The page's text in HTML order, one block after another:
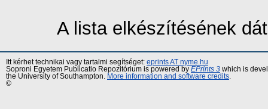
A lista elkészítésének
Itt kérhet technikai vagy tartalmi segítséget: eprints AT nyme.hu
Soproni Egyetem Publicatio Repozitórium is powered by EPrints 3 which is
the University of Southampton.
More information and software credits
©